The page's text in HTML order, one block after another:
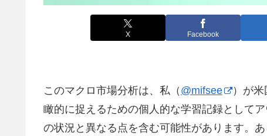
X Facebook
このマクロ市場分析は、私（ @mifsee
）が米
瞰的に捉えるための個人的な学習記録として
の状況と異なる点を含む可能性があります。